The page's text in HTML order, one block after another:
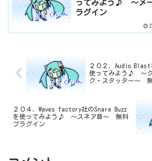
ってみよう♪ ～メ
ラグイン
２０２．Audio
使ってみよう♪ ～グ
ク・スタッター～
２０４．Waves factory社のSnare Buzz
を使ってみよう♪ ～スネア音～ 無料
プラグイン